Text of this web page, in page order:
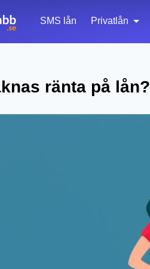
SMS lån Privatlån
ränta på lån?